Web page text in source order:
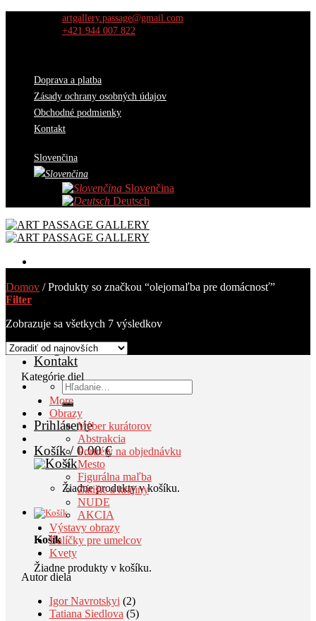
artgallery.passage@gmail.com
+421 944 007 822
Doprava a platba
Zásady ochrany osobných údajov
Obchodné podmienky
Kontakt
Slovenčina
Slovenčina
Deutsch
Diela
Výber kurátorov
Výstavy
Blog
Kontakt
Hľadať:
Prihlásenie
Košík /0.00€
Žiadne produkty v košíku.
Košík
Žiadne produkty v košíku.
Domov /Produkty so značkou “olejomaľba pre domácnosť”
Filter
Zobrazuje sa všetkych 7 výsledkov
Kategórie diel
More
Obrazy
Výber kurátorov
Abstrakcia
Portréty na objednávku
Mesto
Figurálna maľba
Zátišie a krajiny
NUDE
AKCIA
Výstavy obrazy
Balíčky pre umelcov
Kvety
Autor diela
Igor Navrotskyi (2)
Tatiana Siedlova (5)